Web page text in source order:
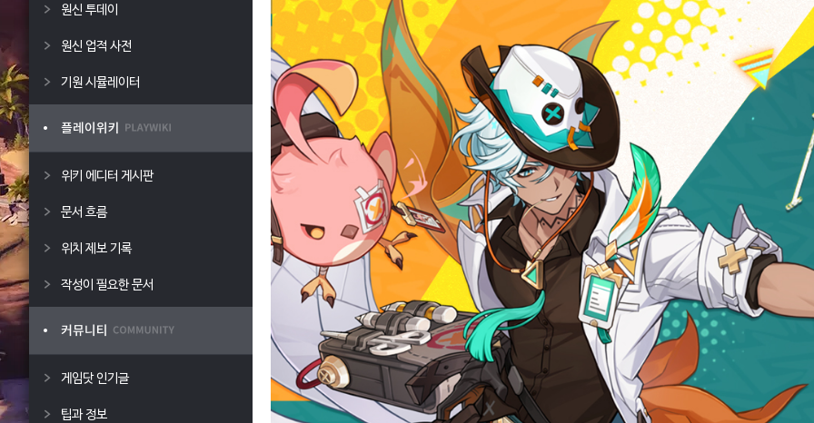
원신 투데이
원신 업적 사전
기원 시뮬레이터
위키 에디터 게시판
문서 흐름
위치 제보 기록
작성이 필요한 문서
게임닷 인기글
팁과 정보